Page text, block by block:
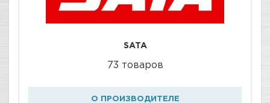
SATA
73 товаров
О ПРОИЗВОДИТЕЛЕ